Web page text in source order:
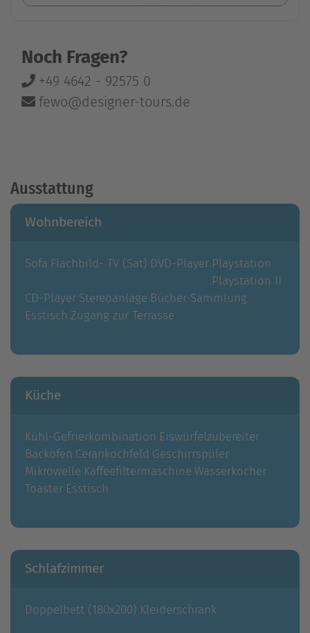
Noch Fragen?
+49 4642 - 92575 0
fewo@designer-tours.de
Ausstattung
Wohnbereich
Sofa Flachbild- TV (Sat) DVD-Player Playstation
Playstation II
CD-Player Stereoanlage Bücher-Sammlung
Esstisch Zugang zur Terrasse
Küche
Kühl-Gefrierkombination Eiswürfelzubereiter
Backofen Cerankochfeld Geschirrspüler
Mikrowelle Kaffeefiltermaschine Wasserkocher
Toaster Esstisch
Schlafzimmer
Doppelbett (180x200) Kleiderschrank